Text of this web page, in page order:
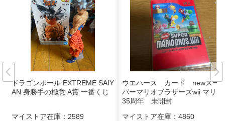
ドラゴンボール EXTREME SAIY
AN 身勝手の極意 A賞 一番くじ
マイストア在庫： 2589
ウエハース カード newスー
パーマリオブラザーズwii マリオ
35周年 未開封
マイストア在庫： 4860